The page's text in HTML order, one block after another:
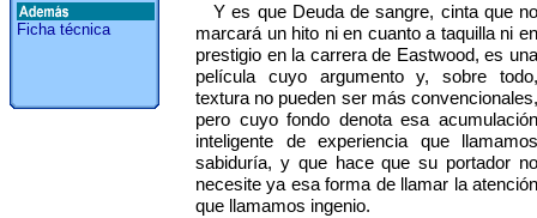
Ficha técnica
Y es que Deuda de sangre, cinta que no
marcará un hito ni en cuanto a taquilla ni en
prestigio en la carrera de Eastwood, es una
película cuyo argumento y, sobre todo,
textura no pueden ser más convencionales,
pero cuyo fondo denota esa acumulación
inteligente de experiencia que llamamos
sabiduría, y que hace que su portador no
necesite ya esa forma de llamar la atención
que llamamos ingenio.